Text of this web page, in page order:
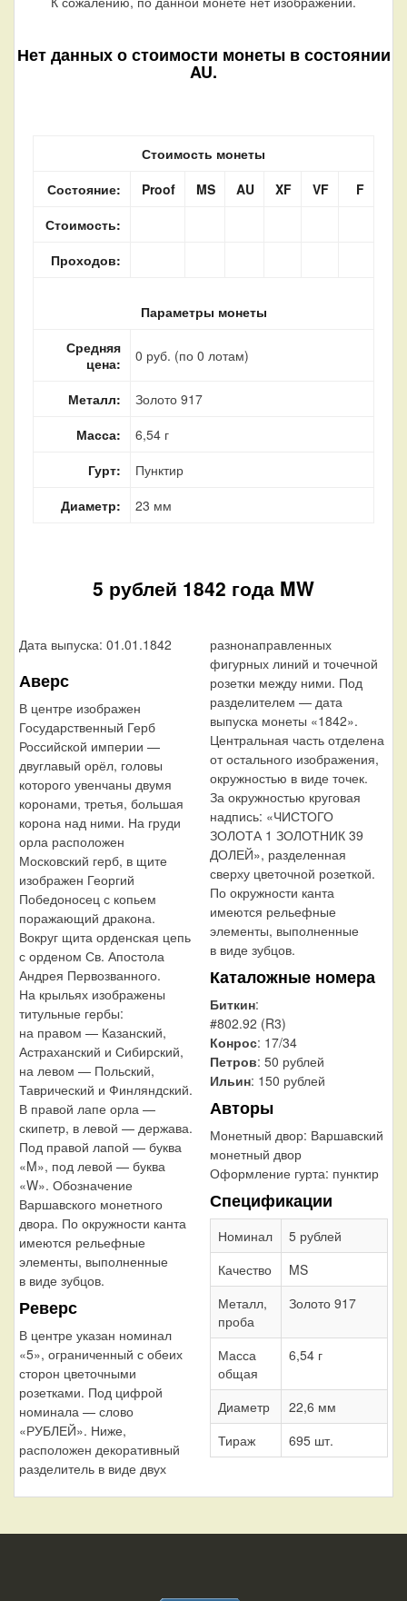
Нет данных о стоимости монеты в состоянии
AU.
Стоимость монеты
Состояние:
Proof MS AU XF VF
F
Стоимость:
Проходов:
Параметры монеты
Средняя
цена:
0 руб. (по 0 лотам)
Металл:
Золото 917
Масса:
6,54 г
Гурт:
Пунктир
Диаметр:
23 мм
5 рублей 1842 года MW
Дата выпуска: 01.01.1842
Аверс
В центре изображен
Государственный Герб
Российской империи —
двуглавый орёл, головы
которого увенчаны двумя
коронами, третья, большая
корона над ними. На груди
орла расположен
Московский герб, в щите
изображен Георгий
Победоносец с копьем
поражающий дракона.
Вокруг щита орденская цепь
с орденом Св. Апостола
Андрея Первозванного.
На крыльях изображены
титульные гербы:
на правом — Казанский,
Астраханский и Сибирский,
на левом — Польский,
Таврический и Финляндский.
В правой лапе орла —
скипетр, в левой — держава.
Под правой лапой — буква
«M», под левой — буква
«W». Обозначение
Варшавского монетного
двора. По окружности канта
имеются рельефные
элементы, выполненные
в виде зубцов.
Реверс
В центре указан номинал
«5», ограниченный с обеих
сторон цветочными
розетками. Под цифрой
номинала — слово
«РУБЛЕЙ». Ниже,
расположен декоративный
разделитель в виде двух
разнонаправленных
фигурных линий и точечной
розетки между ними. Под
разделителем — дата
выпуска монеты «1842».
Центральная часть отделена
от остального изображения,
окружностью в виде точек.
За окружностью круговая
надпись: «ЧИСТОГО
ЗОЛОТА 1 ЗОЛОТНИК 39
ДОЛЕЙ», разделенная
сверху цветочной розеткой.
По окружности канта
имеются рельефные
элементы, выполненные
в виде зубцов.
Каталожные номера
Биткин:
#802.92 (R3)
Конрос: 17/34
Петров: 50 рублей
Ильин: 150 рублей
Авторы
Монетный двор: Варшавский
монетный двор
Оформление гурта: пунктир
Спецификации
Номинал
5 рублей
Качество
MS
Металл,
проба
Золото 917
Масса
общая
6,54 г
Диаметр
22,6 мм
Тираж
695 шт.